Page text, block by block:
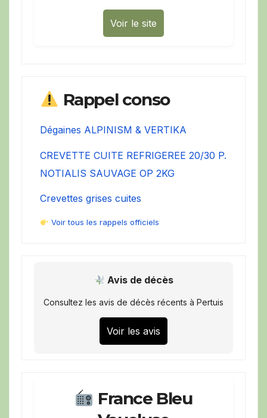
Voir le site
Rappel conso
Dégaines ALPINISM & VERTIKA
CREVETTE CUITE REFRIGEREE 20/30 P.
NOTIALIS SAUVAGE OP 2KG
Crevettes grises cuites
Voir tous les rappels officiels
Avis de décès
Consultez les avis de décès récents à Pertuis
Voir les avis
France Bleu